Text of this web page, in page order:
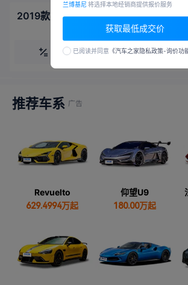
2019款 Aventador SVJ 63特别版
厂
计算 对比
推荐车系
Revuelto
629.4994万起
仰望U9
180.00万起
兰博基尼 将选择本地经销商提供报价服务
获取最低成交价
已阅读并同意 《汽车之家隐私政策-询价功